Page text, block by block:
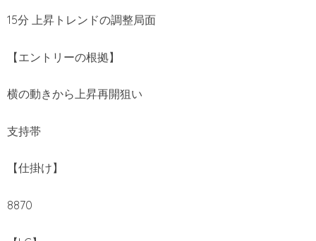
15分 上昇トレンドの調整局面
【エントリーの根拠】
横の動きから上昇再開狙い
支持帯
【仕掛け】
8870